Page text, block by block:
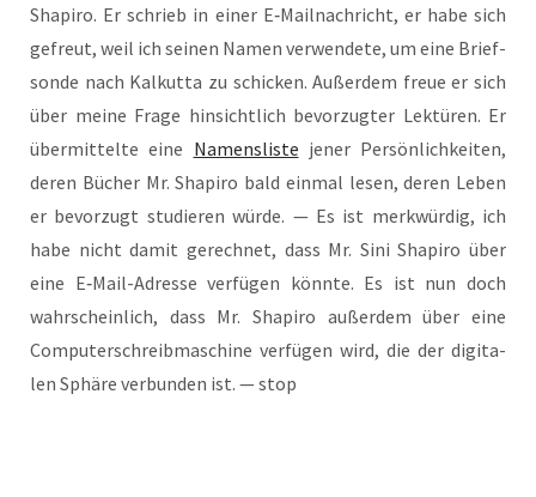
Sha­pi­ro. Er schrieb in einer E‑Mailnachricht, er habe sich
gefreut, weil ich sei­nen Namen ver­wen­de­te, um eine Brief­
son­de nach Kal­kut­ta zu schi­cken. Außer­dem freue er sich
über mei­ne Fra­ge hin­sicht­lich bevor­zug­ter Lek­tü­ren. Er
über­mit­tel­te eine Namens­lis­te jener Per­sön­lich­kei­ten,
deren Bücher Mr. Sha­pi­ro bald ein­mal lesen, deren Leben
er bevor­zugt stu­die­ren wür­de. — Es ist merk­wür­dig, ich
habe nicht damit gerech­net, dass Mr. Sini Sha­pi­ro über
eine E‑Mail-Adres­se ver­fü­gen könn­te. Es ist nun doch
wahr­schein­lich, dass Mr. Sha­pi­ro außer­dem über eine
Com­pu­ter­schreib­ma­schi­ne ver­fü­gen wird, die der digi­ta­
len Sphä­re ver­bun­den ist. — stop